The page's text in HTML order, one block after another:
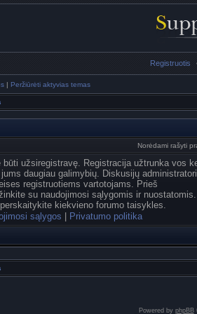
Registruotis
| Peržiūrėti aktyvias temas
Norėdami rašyti
būti užsiregistravę. Registracija užtrunka vos
daugiau galimybių. Diskusijų
registruotiems vartotojams. Prieš
su naudojimosi sąlygomis ir nuostatomis.
kiekvieno forumo taisykles.
sąlygos
Privatumo politika
Powered by phpBB